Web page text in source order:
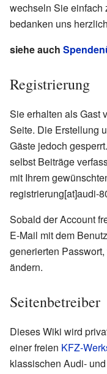
wechseln Sie einfach
bedanken uns
siehe auch
Registrierung
Sie erhalten als Gast
Seite. Die Erstellung
Gäste jedoch
selbst Beiträge
mit Ihrem
registrierung[at]audi-
Sobald der Account
E-Mail mit dem
generierten
ändern.
Seitenbetreiber
Dieses Wiki wird
einer freien KFZ-
klassischen Audi-